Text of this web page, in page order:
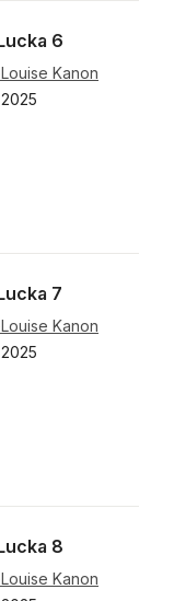
6
Kanon
2025
antal röster:
7
Kanon
2025
antal röster:
8
Kanon